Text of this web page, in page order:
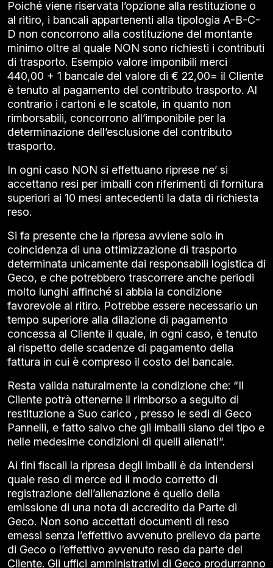
Poiché viene riservata l’opzione alla restituzione o
al ritiro, i bancali appartenenti alla tipologia A-B-C-
D non concorrono alla costituzione del montante
minimo oltre al quale NON sono richiesti i contributi
di trasporto. Esempio valore imponibili merci
440,00 + 1 bancale del valore di € 22,00= il Cliente
è tenuto al pagamento del contributo trasporto. Al
contrario i cartoni e le scatole, in quanto non
rimborsabili, concorrono all’imponibile per la
determinazione dell’esclusione del contributo
trasporto.
In ogni caso NON si effettuano riprese ne’ si
accettano resi per imballi con riferimenti di fornitura
superiori ai 10 mesi antecedenti la data di richiesta
reso.
Si fa presente che la ripresa avviene solo in
coincidenza di una ottimizzazione di trasporto
determinata unicamente dai responsabili logistica di
Geco, e che potrebbero trascorrere anche periodi
molto lunghi affinché si abbia la condizione
favorevole al ritiro. Potrebbe essere necessario un
tempo superiore alla dilazione di pagamento
concessa al Cliente il quale, in ogni caso, è tenuto
al rispetto delle scadenze di pagamento della
fattura in cui è compreso il costo del bancale.
Resta valida naturalmente la condizione che: “Il
Cliente potrà ottenerne il rimborso a seguito di
restituzione a Suo carico , presso le sedi di Geco
Pannelli, e fatto salvo che gli imballi siano del tipo e
nelle medesime condizioni di quelli alienati“.
Ai fini fiscali la ripresa degli imballi è da intendersi
quale reso di merce ed il modo corretto di
registrazione dell’alienazione è quello della
emissione di una nota di accredito da Parte di
Geco. Non sono accettati documenti di reso
emessi senza l’effettivo avvenuto prelievo da parte
di Geco o l’effettivo avvenuto reso da parte del
Cliente. Gli uffici amministrativi di Geco produrranno